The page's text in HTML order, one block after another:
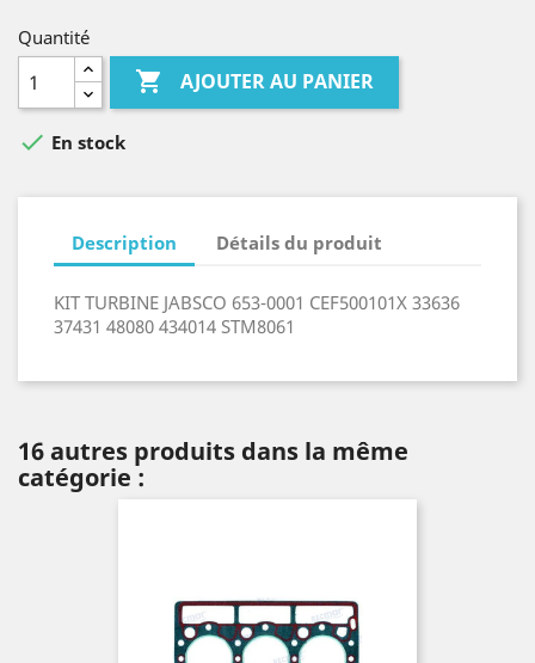
Quantité
 AJOUTER AU PANIER
 En stock
Description Détails du produit
KIT TURBINE JABSCO 653-0001 CEF500101X 33636
37431 48080 434014 STM8061
16 autres produits dans la même
catégorie :